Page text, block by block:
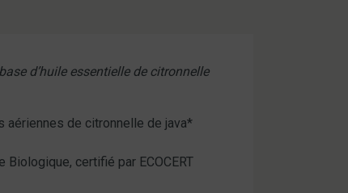
d’huile essentielle de citronnelle
aériennes de citronnelle de java*
Biologique, certifié par ECOCERT